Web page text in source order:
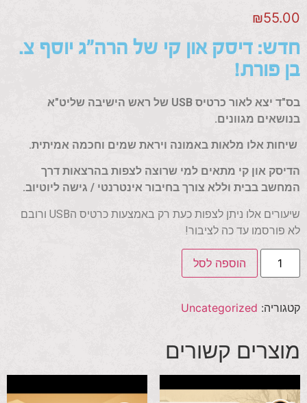
₪55.00
חדש: דיסק און קי של הרה"ג יוסף צ.
בן פורת!
בס"ד יצא לאור כרטיס USB של ראש הישיבה שליט"א
בנושאים מגוונים.
שיחות אלו מלאות באמונה ויראת שמים וחכמה אמיתית.
הדיסק און קי מתאים למי שרוצה לצפות בהרצאות דרך
המחשב בבית וללא צורך בחיבור אינטרנטי / גישה ליוטיוב.
שיעורים אלו ניתן לצפות כעת רק באמצעות כרטיס הUSB ורובם
לא פורסמו עד כה לציבור!
הוספה לסל
קטגוריה: Uncategorized
מוצרים קשורים